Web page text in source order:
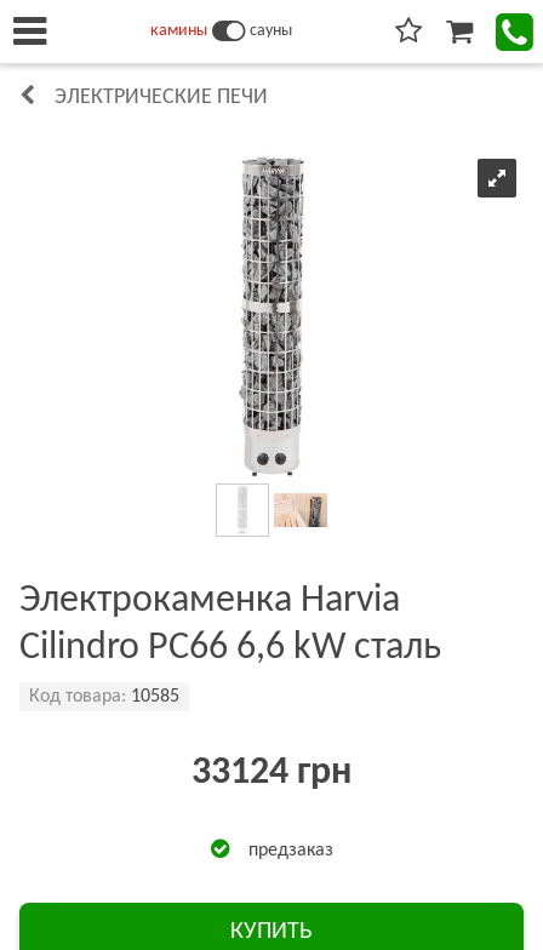
камины сауны
ЭЛЕКТРИЧЕСКИЕ ПЕЧИ
Электрокаменка Harvia
Cilindro PC66 6,6 kW сталь
Код товара: 10585
33124 грн
предзаказ
КУПИТЬ